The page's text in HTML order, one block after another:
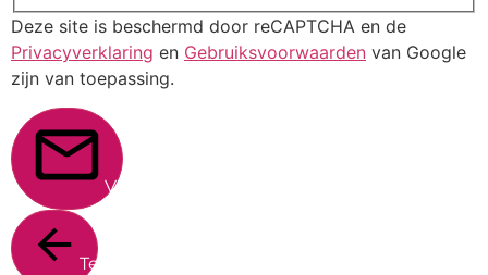
Deze site is beschermd door reCAPTCHA en de
Privacyverklaring en Gebruiksvoorwaarden van Google
zijn van toepassing.
Verstuur
Terug